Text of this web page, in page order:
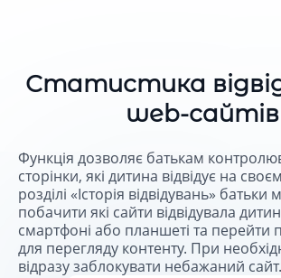
Статистика
web-сайтів
Функція дозволяє батькам
сторінки, які дитина відвідує на
розділі «Історія відвідувань» батьки
побачити які сайти відвідувала
смартфоні або планшеті та перейти
для перегляду контенту. При
відразу заблокувати небажаний сайт.